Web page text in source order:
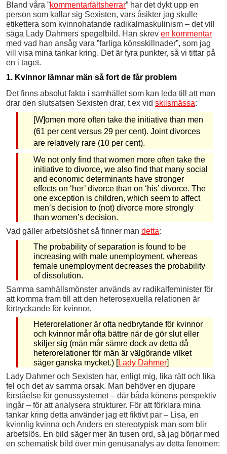
Bland våra ”kommentarfältsherrar” har det dykt upp en
person som kallar sig Sexisten, vars åsikter jag skulle
etikettera som kvinnohatande radikalmaskulinism – det vill
säga Lady Dahmers spegelbild. Han skrev en kommentar
med vad han ansåg vara ”farliga könsskillnader”, som jag
vill visa mina tankar kring. Det är fyra punkter, så vi tittar på
en i taget.
1. Kvinnor lämnar män så fort de får problem
Det finns absolut fakta i samhället som kan leda till att man
drar den slutsatsen Sexisten drar, t.ex vid skilsmässa:
[W]omen more often take the initiative than men
(61 per cent versus 29 per cent). Joint divorces
are relatively rare (10 per cent).
We not only find that women more often take the
initiative to divorce, we also find that many social
and economic determinants have stronger
effects on ‘her’ divorce than on ‘his’ divorce. The
one exception is children, which seem to affect
men’s decision to (not) divorce more strongly
than women’s decision.
Vad gäller arbetslöshet så finner man detta:
The probability of separation is found to be
increasing with male unemployment, whereas
female unemployment decreases the probability
of dissolution.
Samma samhällsmönster används av radikalfeminister för
att komma fram till att den heterosexuella relationen är
förtryckande för kvinnor.
Heterorelationer är ofta nedbrytande för kvinnor
och kvinnor mår ofta bättre när de gör slut eller
skiljer sig (män mår sämre dock av detta då
heterorelationer för män är välgörande vilket
säger ganska mycket.) [Lady Dahmer]
Lady Dahmer och Sexisten har, enligt mig, lika rätt och lika
fel och det av samma orsak. Man behöver en djupare
förståelse för genussystemet – där båda könens perspektiv
ingår – för att analysera strukturer. För att förklara mina
tankar kring detta använder jag ett fiktivt par – Lisa, en
kvinnlig kvinna och Anders en stereotypisk man som blir
arbetslös. En bild säger mer än tusen ord, så jag börjar med
en schematisk bild över min genusanalys av detta fenomen: